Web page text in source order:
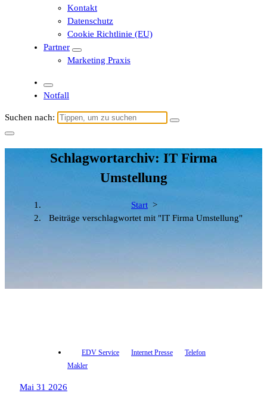
Kontakt
Datenschutz
Cookie Richtlinie (EU)
Partner
Marketing Praxis
Notfall
Suchen nach:
Schlagwortarchiv: IT Firma
Umstellung
Start >
Beiträge verschlagwortet mit "IT Firma Umstellung"
EDV Service Internet Presse
Telefon
Makler
Mai 31 2026